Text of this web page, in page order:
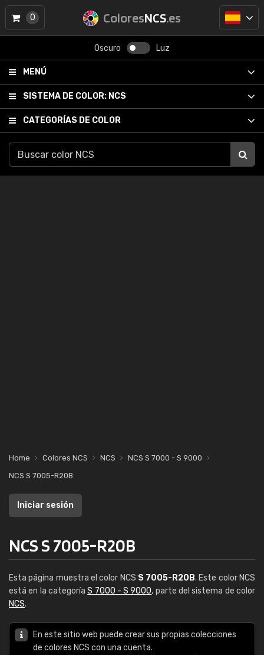
ColoresNCS.es
Oscuro Luz
MENÚ
SISTEMA DE COLOR: NCS
CATEGORÍAS DE COLOR
0
Home Colores NCS NCS
NCS S 7000 - S 9000
NCS S 7005-R20B
Iniciar sesión
NCS S 7005-R20B
Esta página muestra el color NCS S 7005-R20B. Este color NCS
está en la categoríaS 7000 - S 9000, parte del sistema de color
NCS.
En este sitio web puede crear sus propias colecciones
de colores NCS con una cuenta.